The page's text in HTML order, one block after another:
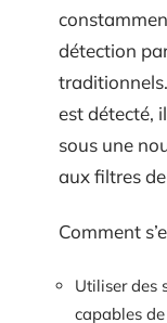
détection
est détecté,
sous une
aux filtres
Comment
Utiliser des
capables